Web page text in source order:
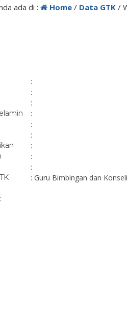
ada di : Home / Data GTK /
:
:
:
:
:
:
:
:
:
: Guru Bimbingan dan